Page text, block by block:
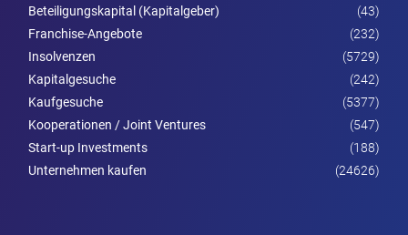
Beteiligungskapital (Kapitalgeber)
(43)
Franchise-Angebote
(232)
Insolvenzen
(5729)
Kapitalgesuche
(242)
Kaufgesuche
(5377)
Kooperationen / Joint Ventures
(547)
Start-up Investments
(188)
Unternehmen kaufen
(24626)